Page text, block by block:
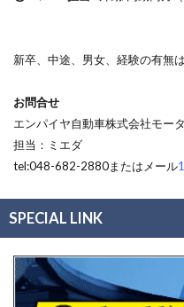
新卒、中途、男女、経験の有無
お問合せ
エンパイヤ自動車株式会社モー
担当：ミエダ
tel:048-682-2880またはメール
SPECIAL LINK